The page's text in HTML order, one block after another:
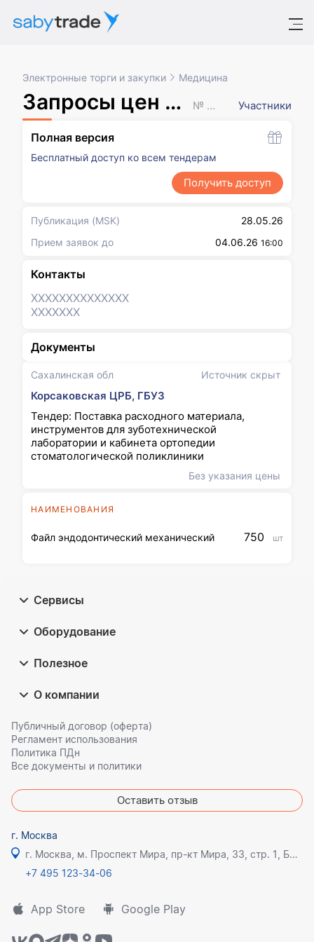
Электронные торги и закупки Медицина
Запросы цен товаров, работ, услуг № XXXXXXX Участники
Сахалинская обл Источник скрыт
Корсаковская ЦРБ, ГБУЗ
Тендер: Поставка расходного материала,
инструментов для зуботехнической
лаборатории и кабинета ортопедии
стоматологической поликлиники
Без указания цены
НАИМЕНОВАНИЯ
Файл эндодонтический механический 750 шт
Полная версия
Бесплатный доступ ко всем тендерам
Получить доступ
Публикация (MSK)
28.05.26
Прием заявок до
04.06.26 16:00
Контакты
XXXXXXXXXXXXXX
XXXXXXX
Документы
Сервисы
Оборудование
Полезное
О компании
Публичный договор (оферта)
Регламент использования
Политика ПДн
Все документы и политики
Оставить отзыв
г. Москва
г. Москва, м. Проспект Мира, пр-кт Мира, 33, стр. 1, БЦ Олимпик плаза
+7 495 123-34-06
App Store Google Play